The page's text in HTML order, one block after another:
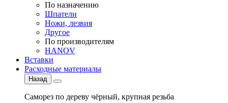
По назначению
Шпатели
Ножи, лезвия
Другое
По производителям
HANOV
Вставки
Расходные материалы
Назад
Саморез по дереву чёрный, крупная резьба